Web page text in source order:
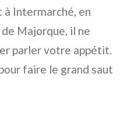
à Intermarché, en
Majorque, il ne
parler votre appétit.
faire le grand saut